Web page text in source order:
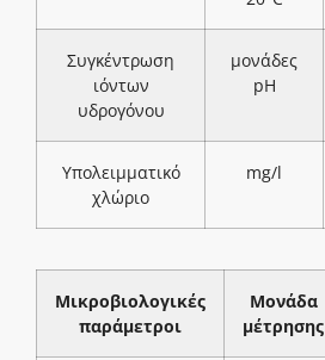
Συγκέντρωση
ιόντων
υδρογόνου
μονάδες
pH
Υπολειμματικό
χλώριο
mg/l
Μικροβιολογικές
παράμετροι
Μονάδα
μέτρησης